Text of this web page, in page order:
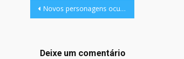
Navegação
Post
Novos personagens ocultos foram descobertos na NBA Jam Tournament Edition no Sega Saturn. Os personagens foram descobertos pelo YouTuber “Completionator”.
Deixe um comentário